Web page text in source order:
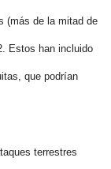
(más de la mitad de
Estos han incluido
que podrían
terrestres